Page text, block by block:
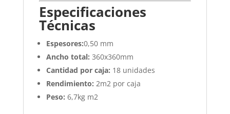
Especificaciones
Técnicas
Espesores:0,50 mm
Ancho total: 360x360mm
Cantidad por caja: 18 unidades
Rendimiento: 2m2 por caja
Peso: 6,7kg m2